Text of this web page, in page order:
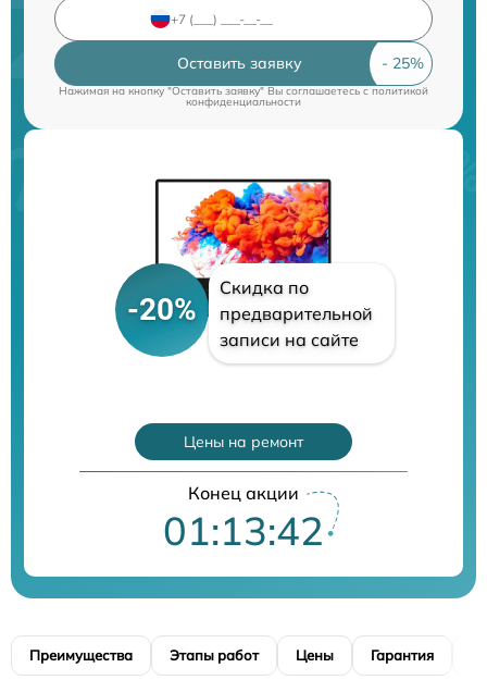
Оставить заявку
Нажимая на кнопку "Оставить заявку" Вы соглашаетесь cполитикой
конфиденциальности
-20%
Скидка по
предварительной
записи на сайте
Цены на ремонт
Конец акции
01:13:41
Преимущества Этапы работ Цены Гарантия